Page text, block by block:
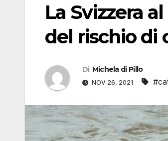
La Svizzera
del rischio di
Di Michela di Pillo
NOV 26, 2021